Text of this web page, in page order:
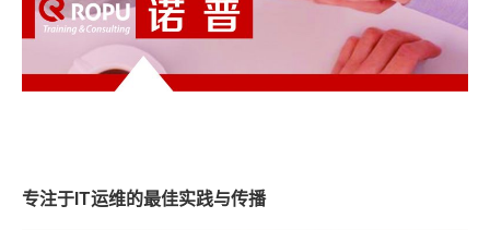
专注于IT运维的最佳实践与传播